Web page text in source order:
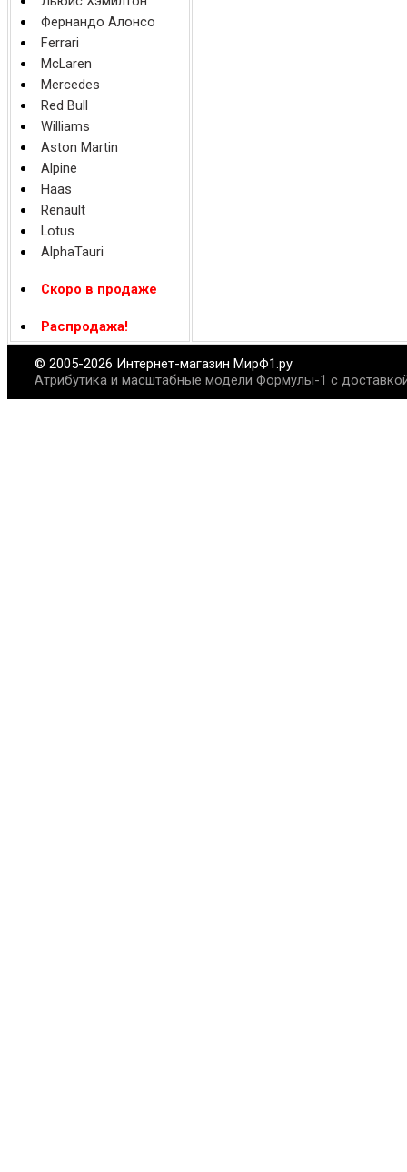
Фернандо Алонсо
Ferrari
McLaren
Mercedes
Red Bull
Williams
Aston Martin
Alpine
Haas
Renault
Lotus
AlphaTauri
Скоро в продаже
Распродажа!
© 2005-2026 Интернет-магазин МирФ1.ру
Атрибутика и масштабные модели Формулы-1 с